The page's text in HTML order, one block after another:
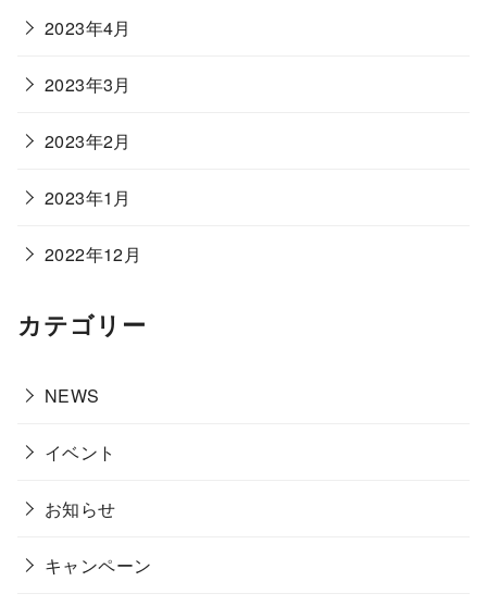
2023年4月
2023年3月
2023年2月
2023年1月
2022年12月
カテゴリー
NEWS
イベント
お知らせ
キャンペーン